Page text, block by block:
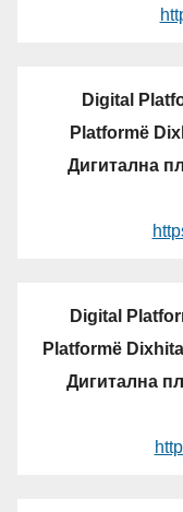
Digital
Platformë
Дигитална
Digital
Platformë
Дигитална